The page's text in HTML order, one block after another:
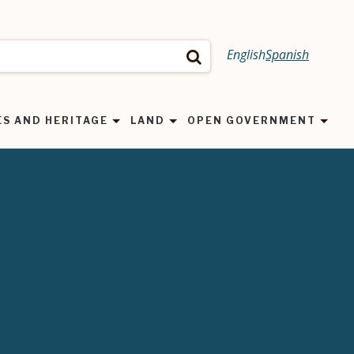
Search EnglishSpanish
AND HERITAGE LAND OPEN GOVERNMENT